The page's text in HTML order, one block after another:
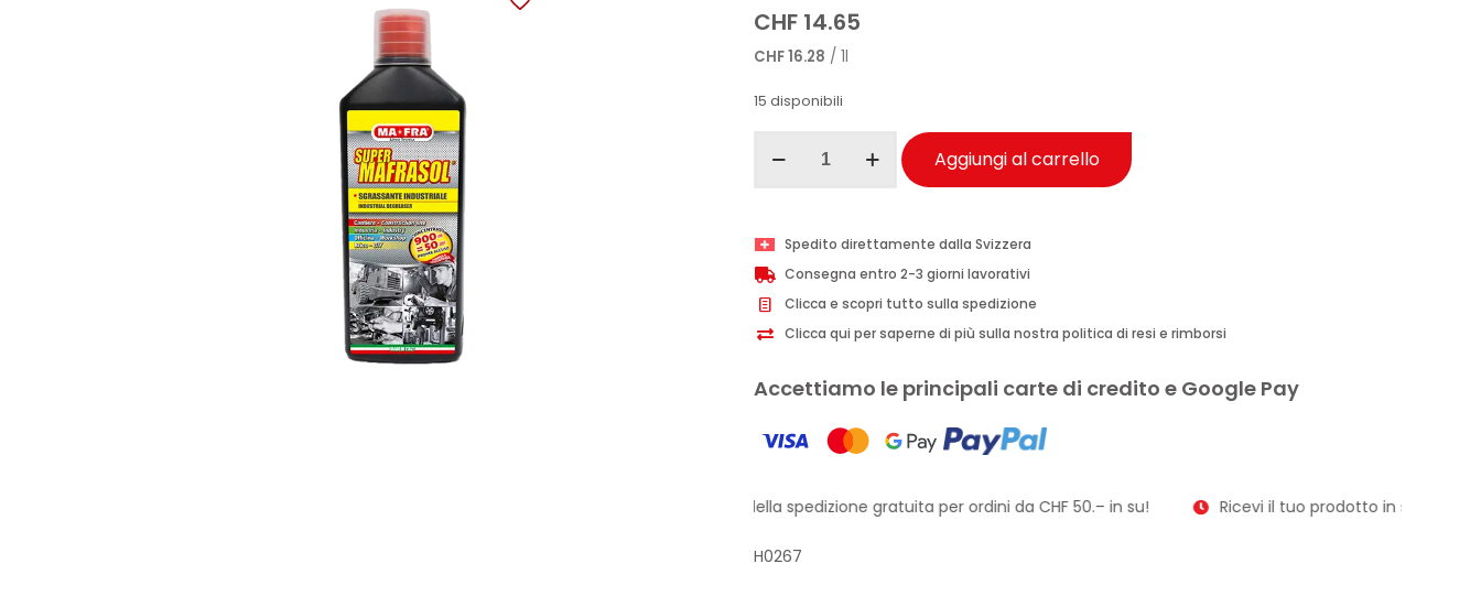
CHF 14.65
CHF16.28 / 1l
15 disponibili
prelavaggio
auto
900
ml
Aggiungi al carrello
Spedito direttamente dalla Svizzera
Consegna entro 2-3 giorni lavorativi
Clicca e scopri tutto sulla spedizione
Clicca qui per saperne di più sulla nostra politica di resi e rimborsi
Accettiamo le principali carte di credito e Google Pay
Approfitta della spedizione gratuita per ordini da CHF 50.– in su! Ricevi il tuo prodotto in soli 2–3
H0267